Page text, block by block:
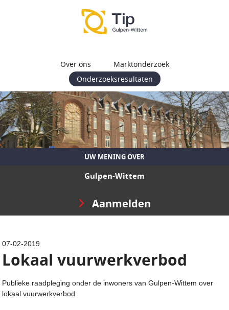
Over ons
Marktonderzoek
Onderzoeksresultaten
UW MENING OVER
Gulpen-Wittem
Aanmelden
07-02-2019
Lokaal vuurwerkverbod
Publieke raadpleging onder de inwoners van Gulpen-Wittem over
lokaal vuurwerkverbod